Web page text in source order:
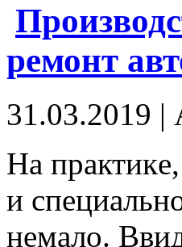
ремонт
31.03.2019 |
Нa
и
немало.